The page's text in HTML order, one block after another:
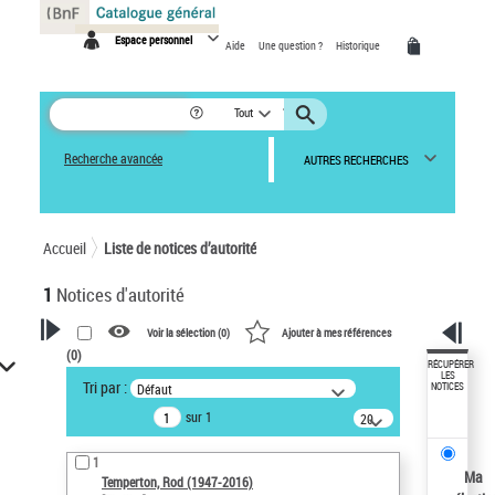
Espace personnel Aide Une question ? Historique
Tout
Recherche avancée AUTRES RECHERCHES
Accueil Liste de notices d’autorité
1 Notices d'autorité
VOTRE RECHERCHE
Recherche avancée dans les
notices d’autorité
Œuvres liées à l'auteur :
Temperton, Rod (1947-2016)
Voir la sélection (0) Ajouter à mes références
(0)
Tri par : Défaut
sur 1
20
résultats/page
1
Temperton, Rod (1947-2016)
RÉCUPÉRER
LES
NOTICES
Ma
Panneau de gestion des cookies